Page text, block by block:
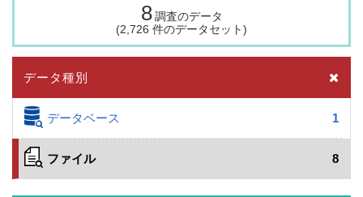
8 調査のデータ
(2,726 件のデータセット)
データ種別
データベース 1
ファイル 8